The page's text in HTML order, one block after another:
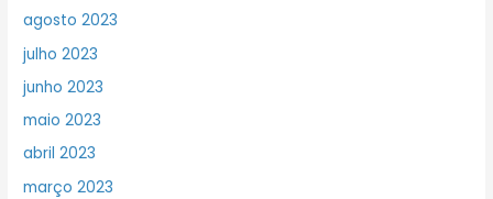
agosto 2023
julho 2023
junho 2023
maio 2023
abril 2023
março 2023